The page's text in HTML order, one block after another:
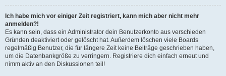
Ich habe mich vor einiger Zeit registriert, kann mich aber nicht mehr
anmelden?!
Es kann sein, dass ein Administrator dein Benutzerkonto aus verschieden
Gründen deaktiviert oder gelöscht hat. Außerdem löschen viele Boards
regelmäßig Benutzer, die für längere Zeit keine Beiträge geschrieben haben,
um die Datenbankgröße zu verringern. Registriere dich einfach erneut und
nimm aktiv an den Diskussionen teil!